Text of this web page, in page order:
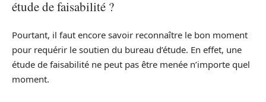
étude de faisabilité ?
Pourtant, il faut encore savoir reconnaître le bon moment
pour requérir le soutien du bureau d’étude. En effet, une
étude de faisabilité ne peut pas être menée n’importe quel
moment.